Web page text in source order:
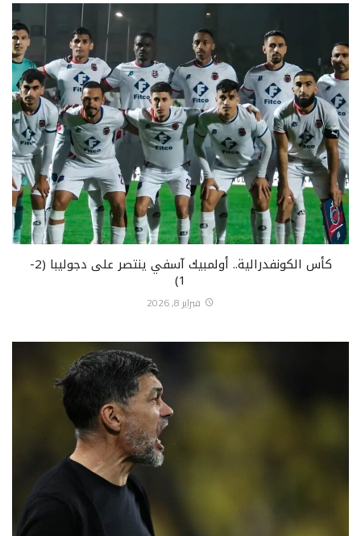
كأس الكونفدرالية.. أولمبيك آسفي ينتصر على دجوليبا (2-
1)
فبراير 8, 2026